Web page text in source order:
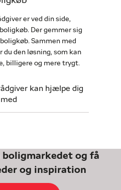
er ved din side,
Der gemmer sig
Sammen med
du den løsning, som kan
billigere og mere trygt.
kan hjælpe dig
med
boligmarkedet og få
og inspiration